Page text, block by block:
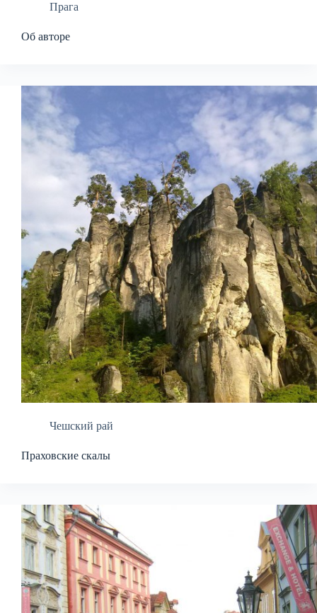
Прага
Об авторе
Чешский рай
Праховские скалы